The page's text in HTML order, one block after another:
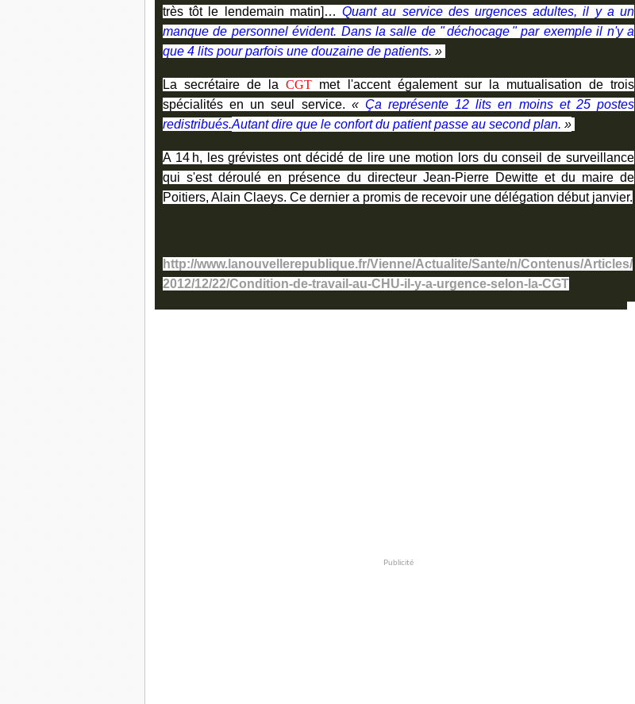
très tôt le lendemain matin]…Quant au service des urgences adultes, il y a un
manque de personnel évident. Dans la salle de " déchocage " par exemple il n'y a
que 4 lits pour parfois une douzaine de patients. »
La secrétaire de laCGT met l'accent également sur la mutualisation de trois
spécialités en un seul service. « Ça représente 12 lits en moins et 25 postes
redistribués.Autant dire que le confort du patient passe au second plan. »
A 14 h, les grévistes ont décidé de lire une motion lors du conseil de surveillance
qui s'est déroulé en présence du directeur Jean-Pierre Dewitte et du maire de
Poitiers, Alain Claeys. Ce dernier a promis de recevoir une délégation début janvier.
http://www.lanouvellerepublique.fr/Vienne/Actualite/Sante/n/Contenus/Articles/
2012/12/22/Condition-de-travail-au-CHU-il-y-a-urgence-selon-la-CGT
Publicité